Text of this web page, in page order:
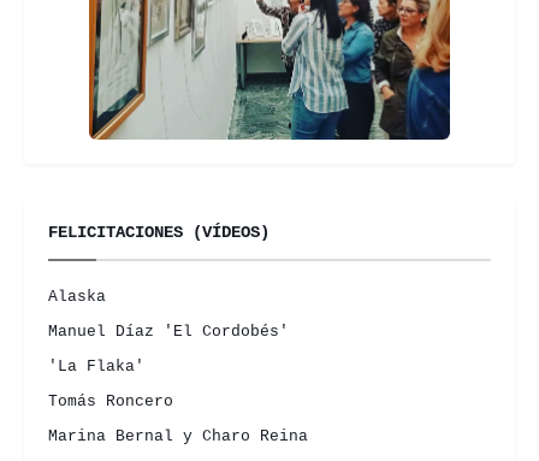
FELICITACIONES (VÍDEOS)
Alaska
Manuel Díaz 'El Cordobés'
'La Flaka'
Tomás Roncero
Marina Bernal y Charo Reina